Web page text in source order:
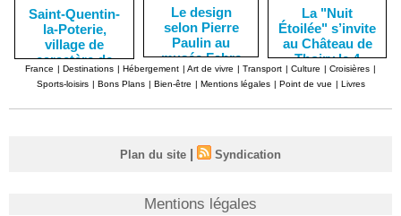
Saint-Quentin-
la-Poterie,
village de
caractère de
potiers
céramistes
Le design
selon Pierre
Paulin au
musée Fabre
de Montpellier
La "Nuit
Étoilée" s’invite
au Château de
Thoiry le 4
juillet
France | Destinations | Hébergement | Art de vivre | Transport | Culture | Croisières |
Sports-loisirs | Bons Plans | Bien-être | Mentions légales | Point de vue | Livres
Plan du site | Syndication
Mentions légales